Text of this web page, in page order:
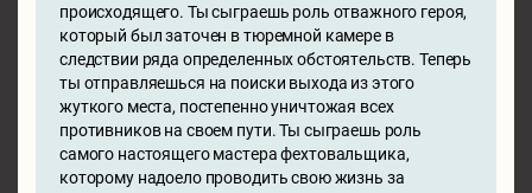
происходящего. Ты сыграешь роль отважного героя,
который был заточен в тюремной камере в
следствии ряда определенных обстоятельств. Теперь
ты отправляешься на поиски выхода из этого
жуткого места, постепенно уничтожая всех
противников на своем пути. Ты сыграешь роль
самого настоящего мастера фехтовальщика,
которому надоело проводить свою жизнь за